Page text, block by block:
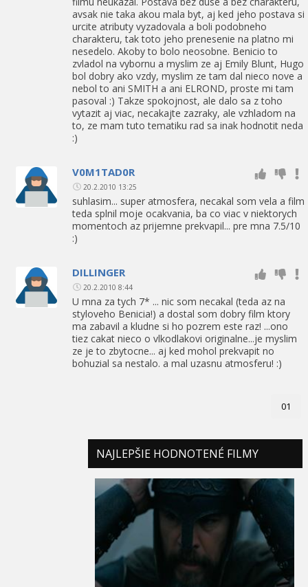
avsak nie taka akou mala byt, aj ked jeho postava si
urcite atributy vyzadovala a boli podobneho
charakteru, tak toto jeho prenesenie na platno mi
nesedelo. Akoby to bolo neosobne. Benicio to
zvladol na vybornu a myslim ze aj Emily Blunt, Hugo
bol dobry ako vzdy, myslim ze tam dal nieco nove a
nebol to ani SMITH a ani ELROND, proste mi tam
pasoval :) Takze spokojnost, ale dalo sa z toho
vytazit aj viac, necakajte zazraky, ale vzhladom na
to, ze mam tuto tematiku rad sa inak hodnotit neda
:)
V0M1TAD0R
20.2.2010 13:25
suhlasim... super atmosfera, necakal som vela a film
teda splnil moje ocakvania, ba co viac v niektorych
momentoch az prijemne prekvapil... pre mna 7.5/10
:)
DILLINGER
20.2.2010 8:44
U mna za tych 7* ... nic som necakal (teda az na
styloveho Benicia!) a dostal som dobry film ktory
ma zabavil a kludne si ho pozrem este raz! ...ono
tiez cakat nieco o vlkodlakovi originalne...je myslim
ze je to zbytocne... aj ked mohol prekvapit no
bohuzial sa nestalo. a mal uzasnu atmosferu! :)
01
NAJLEPŠIE HODNOTENÉ FILMY